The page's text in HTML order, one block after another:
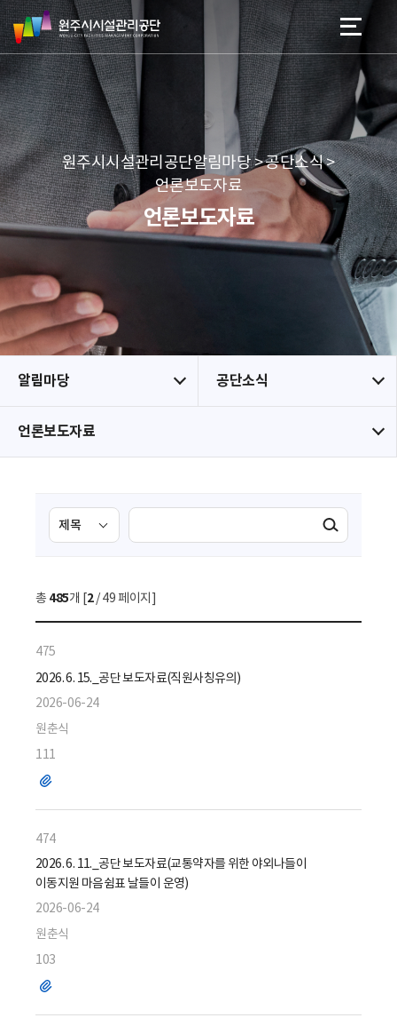
스
킵
네
비
게
이
션
본문 바로가기
메뉴 바로가기
원
주
시
시
설
관
리
공
단
원주시시설관리공단알림마당 > 공단소식 >
언론보도자료
언론보도자료
알림마당 공단소식
언론보도자료
검
색
선
택
색
검색실행
총 485개 [2/ 49 페이지]
475
2026. 6. 15._공단 보도자료(직원사칭유의)
2026-06-24
원춘식
111
파
474
2026. 6. 11._공단 보도자료(교통약자를 위한 야외나들이
이동지원 마음쉼표 날들이 운영)
2026-06-24
원춘식
103
파